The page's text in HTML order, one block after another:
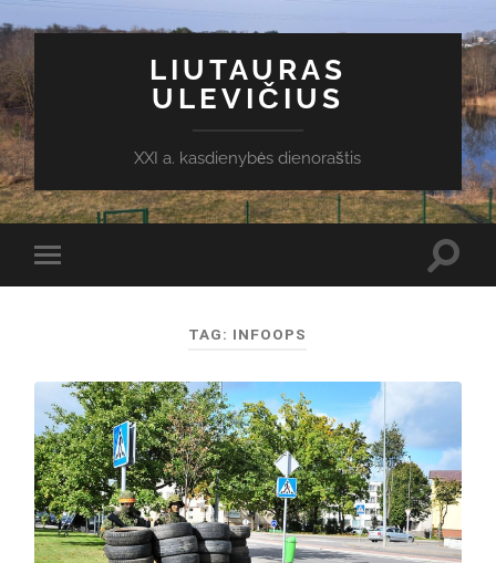
LIUTAURAS
ULEVIČIUS
XXI a. kasdienybės dienoraštis
Toggle
mobile
TAG: INFOOPS